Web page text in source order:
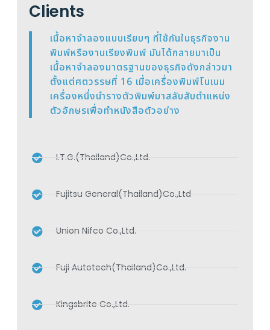
Clients
เนื้อหาจำลองแบบเรียบๆ ที่ใช้กันในธุรกิจงาน
พิมพ์หรืองานเรียงพิมพ์ มันได้กลายมาเป็น
เนื้อหาจำลองมาตรฐานของธุรกิจดังกล่าวมา
ตั้งแต่ศตวรรษที่ 16 เมื่อเครื่องพิมพ์โนเนม
เครื่องหนึ่งนำรางตัวพิมพ์มาสลับสับตำแหน่ง
ตัวอักษรเพื่อทำหนังสือตัวอย่าง
I.T.G.(Thailand)Co.,Ltd.
Fujitsu General(Thailand)Co.,Ltd
Union Nifco Co.,Ltd.
Fuji Autotech(Thailand)Co.,Ltd.
Kingsbrite Co.,Ltd.